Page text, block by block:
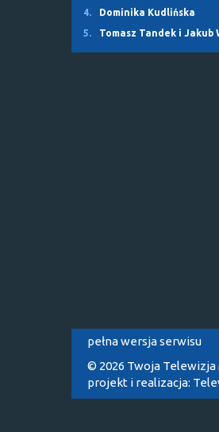
4.
Dominika Kudlińska
5.
Tomasz Tandek i Jakub
pełna wersja serwisu
© 2026 Twoja Telewizja
projekt i realizacja: